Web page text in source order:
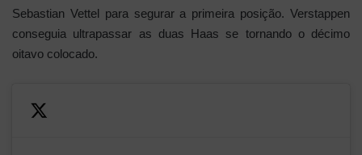
Sebastian Vettel para segurar a primeira posição. Verstappen
conseguia ultrapassar as duas Haas se tornando o décimo
oitavo colocado.